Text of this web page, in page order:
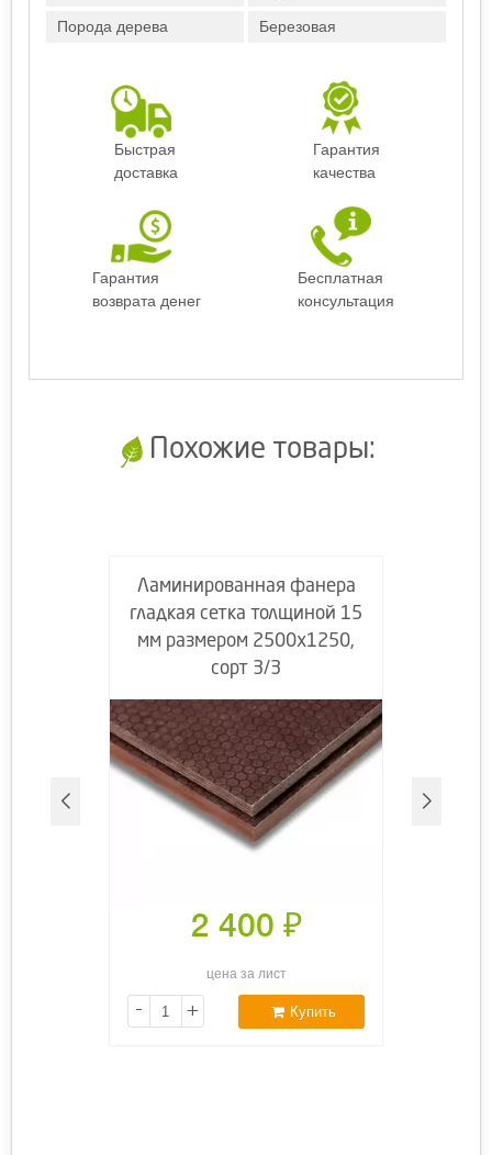
Порода дерева Березовая
Быстрая
доставка
Гарантия
качества
Гарантия
возврата денег
Бесплатная
консультация
Похожие товары:
Ламинированная фанера
гладкая сетка толщиной 15
мм размером 2500х1250,
сорт 3/3
2 400 ₽
цена за лист
- + Купить